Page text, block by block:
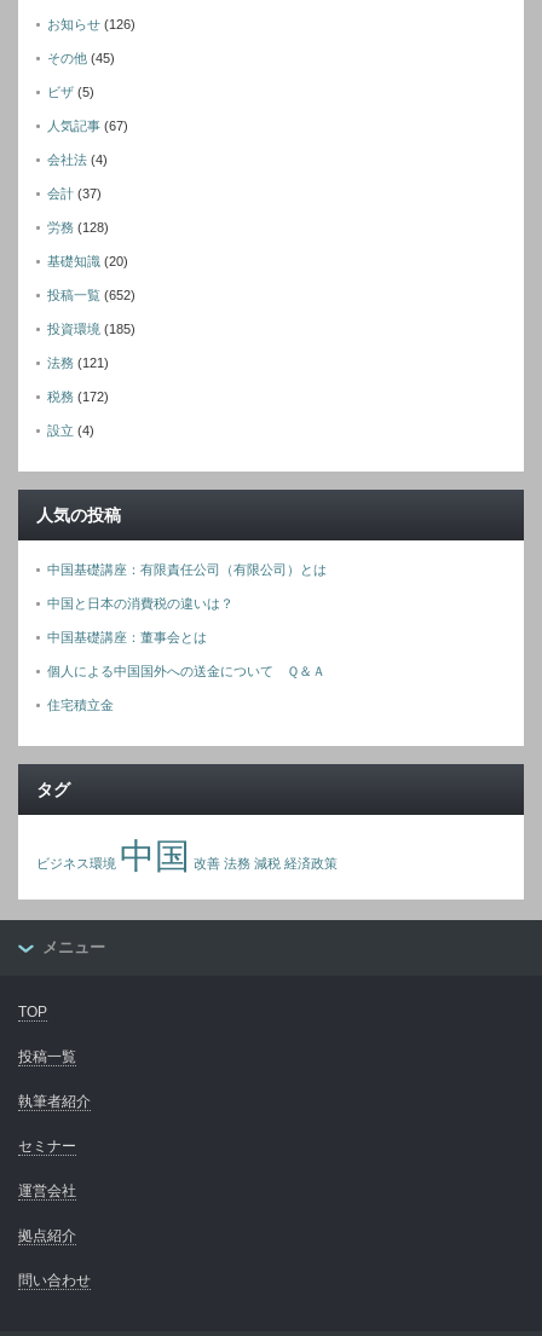
お知らせ (126)
その他 (45)
ビザ (5)
人気記事 (67)
会社法 (4)
会計 (37)
労務 (128)
基礎知識 (20)
投稿一覧 (652)
投資環境 (185)
法務 (121)
税務 (172)
設立 (4)
人気の投稿
中国基礎講座：有限責任公司（有限公司）とは
中国と日本の消費税の違いは？
中国基礎講座：董事会とは
個人による中国国外への送金について Ｑ＆Ａ
住宅積立金
タグ
ビジネス環境 中国 改善 法務 減税 経済政策
メニュー
TOP
投稿一覧
執筆者紹介
セミナー
運営会社
拠点紹介
問い合わせ